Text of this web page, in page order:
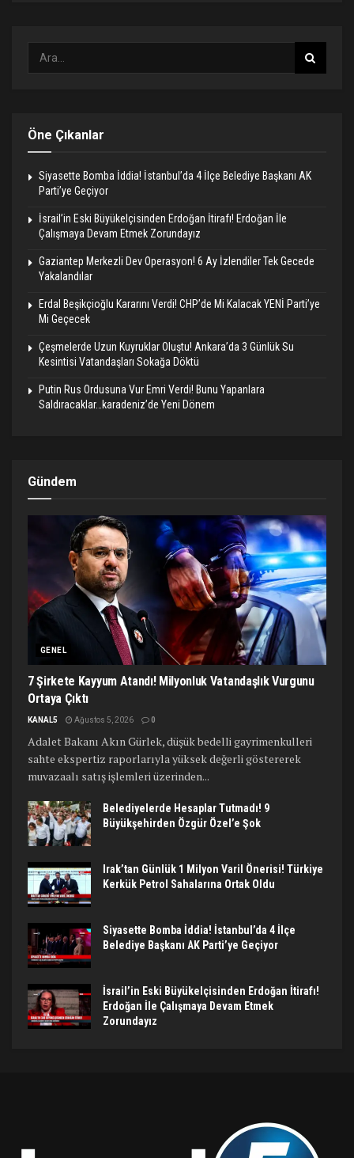
Öne Çıkanlar
Siyasette Bomba İddia! İstanbul’da 4 İlçe Belediye Başkanı AK
Parti’ye Geçiyor
İsrail’in Eski Büyükelçisinden Erdoğan İtirafı! Erdoğan İle
Çalışmaya Devam Etmek Zorundayız
Gaziantep Merkezli Dev Operasyon! 6 Ay İzlendiler Tek Gecede
Yakalandılar
Erdal Beşikçioğlu Kararını Verdi! CHP’de Mi Kalacak YENİ Parti’ye
Mi Geçecek
Çeşmelerde Uzun Kuyruklar Oluştu! Ankara’da 3 Günlük Su
Kesintisi Vatandaşları Sokağa Döktü
Putin Rus Ordusuna Vur Emri Verdi! Bunu Yapanlara
Saldıracaklar…karadeniz’de Yeni Dönem
Gündem
GENEL
7 Şirkete Kayyum Atandı! Milyonluk Vatandaşlık Vurgunu
Ortaya Çıktı
KANAL5 Ağustos 5, 2026 0
Adalet Bakanı Akın Gürlek, düşük bedelli gayrimenkulleri
sahte ekspertiz raporlarıyla yüksek değerli göstererek
muvazaalı satış işlemleri üzerinden...
Belediyelerde Hesaplar Tutmadı! 9
Büyükşehirden Özgür Özel’e Şok
Irak’tan Günlük 1 Milyon Varil Önerisi! Türkiye
Kerkük Petrol Sahalarına Ortak Oldu
Siyasette Bomba İddia! İstanbul’da 4 İlçe
Belediye Başkanı AK Parti’ye Geçiyor
İsrail’in Eski Büyükelçisinden Erdoğan İtirafı!
Erdoğan İle Çalışmaya Devam Etmek
Zorundayız